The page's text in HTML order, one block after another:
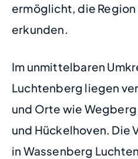
ermöglicht, die
erkunden.
Im unmittelbaren
Luchtenberg liegen
und Orte wie
und Hückelhoven. Die
in Wassenberg